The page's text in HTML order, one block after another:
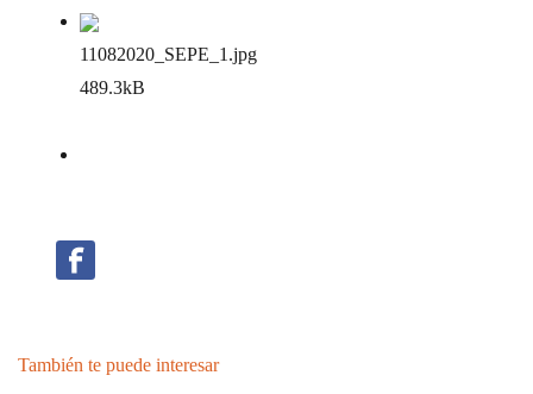
11082020_SEPE_1 .jpg
489.3kB
También te puede interesar